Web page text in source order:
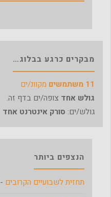
מבקרים כרגע בבלוג…
11 משתמשים
מקוונ/ים
גולש אחד צופה/ים בדף זה.
גולש/ים: סורק אינטרנט אחד
הנצפים ביותר
תחזית לשבועיים הקרובים - 410,180 צפיות